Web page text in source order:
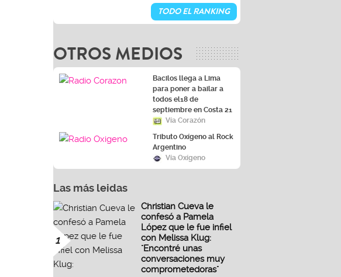
TODO EL RANKING
OTROS MEDIOS
Bacilos llega a Lima
para poner a bailar a
todos el18 de
septiembre en Costa 21
Vía Corazón
Tributo Oxígeno al Rock
Argentino
Vía Oxígeno
Las más leidas
1
Christian Cueva le
confesó a Pamela
López que le fue infiel
con Melissa Klug:
"Encontré unas
conversaciones muy
comprometedoras"